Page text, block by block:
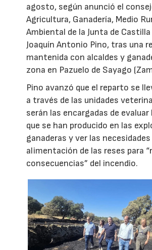
agosto, según anunció el
Agricultura, Ganadería, Medio
Ambiental de la Junta de
Joaquín Antonio Pino, tras una
mantenida con alcaldes y
zona en Pazuelo de Sayago
Pino avanzó que el reparto se
a través de las unidades
serán las encargadas de evaluar
que se han producido en las
ganaderas y ver las necesidades
alimentación de las reses para
consecuencias” del incendio.